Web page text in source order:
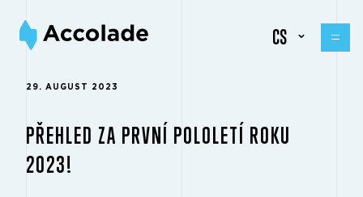
CS
29. AUGUST 2023
PŘEHLED ZA PRVNÍ POLOLETÍ ROKU
2023!